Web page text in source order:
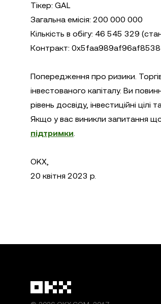
Тікер: GAL
Загальна емісія: 200 000 000
Кількість в обігу: 46 545 329
Контракт:
Попередження про ризики.
інвестованого капіталу. Ви
рівень досвіду, інвестиційні
Якщо у вас виникли запитання
підтримки.
OKX,
20 квітня 2023 р.